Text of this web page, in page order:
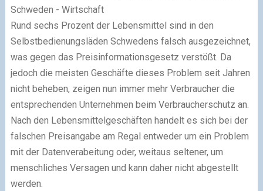
Schweden - Wirtschaft
Rund sechs Prozent der Lebensmittel sind in den
Selbstbedienungsläden Schwedens falsch ausgezeichnet,
was gegen das Preisinformationsgesetz verstößt. Da
jedoch die meisten Geschäfte dieses Problem seit Jahren
nicht beheben, zeigen nun immer mehr Verbraucher die
entsprechenden Unternehmen beim Verbraucherschutz an.
Nach den Lebensmittelgeschäften handelt es sich bei der
falschen Preisangabe am Regal entweder um ein Problem
mit der Datenverabeitung oder, weitaus seltener, um
menschliches Versagen und kann daher nicht abgestellt
werden.